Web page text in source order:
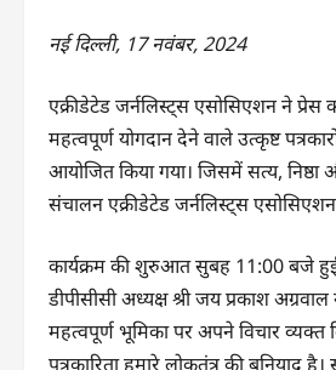
नई दिल्ली, 17 नवंबर, 2024
एक्रीडेटेड जर्नलिस्ट्स एसोसिएशन ने प्रेस
महत्वपूर्ण योगदान देने वाले उत्कृष्ट
आयोजित किया गया। जिसमें सत्य, निष्ठा
संचालन एक्रीडेटेड जर्नलिस्ट्स
कार्यक्रम की शुरुआत सुबह 11:00 बजे
डीपीसीसी अध्यक्ष श्री जय प्रकाश
महत्वपूर्ण भूमिका पर अपने विचार व्यक्त
पत्रकारिता हमारे लोकतंत्र की बुनियाद